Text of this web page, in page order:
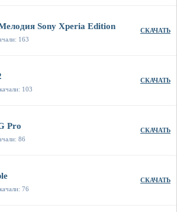
Sony Xperia Edition
163
СКАЧАТЬ
103
СКАЧАТЬ
Pro
86
СКАЧАТЬ
76
СКАЧАТЬ